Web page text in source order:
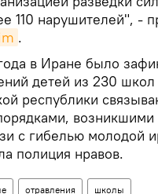
110 нарушителей", -
.
в Иране было
детей из 230
республики
возникшими
с гибелью молодой
полиция нравов.
отравления школы